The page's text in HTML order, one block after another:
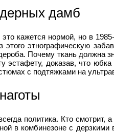
дамб
кажется нормой, но в
этого этнографическую
Почему ткань должна
эстафету, доказав, что
с подтяжками на
политика. Кто смотрит,
в комбинезоне с